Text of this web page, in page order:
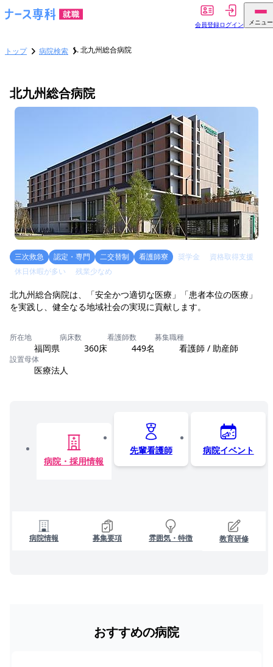
会員登録ログイン メニュー
トップ 病院検索 北九州総合病院
北九州総合病院
三次救急 認定・専門 二交替制 看護師寮 奨学金
資格取得支援
休日休暇が多い
残業少なめ
北九州総合病院は、「安全かつ適切な医療」「患者本位の医療」
を実践し、健全なる地域社会の実現に貢献します。
所在地
福岡県
病床数
360床
看護師数
449名
募集職種
看護師 / 助産師
設置母体
医療法人
病院・採用情報
先輩看護師 病院イベント
病院情報 募集要項 雰囲気・特徴 教育研修
おすすめの病院